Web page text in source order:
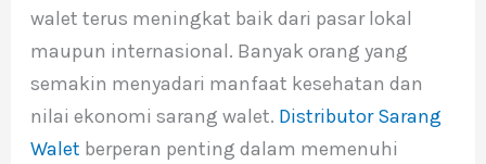
walet terus meningkat baik dari pasar lokal
maupun internasional. Banyak orang yang
semakin menyadari manfaat kesehatan dan
nilai ekonomi sarang walet. Distributor Sarang
Walet berperan penting dalam memenuhi